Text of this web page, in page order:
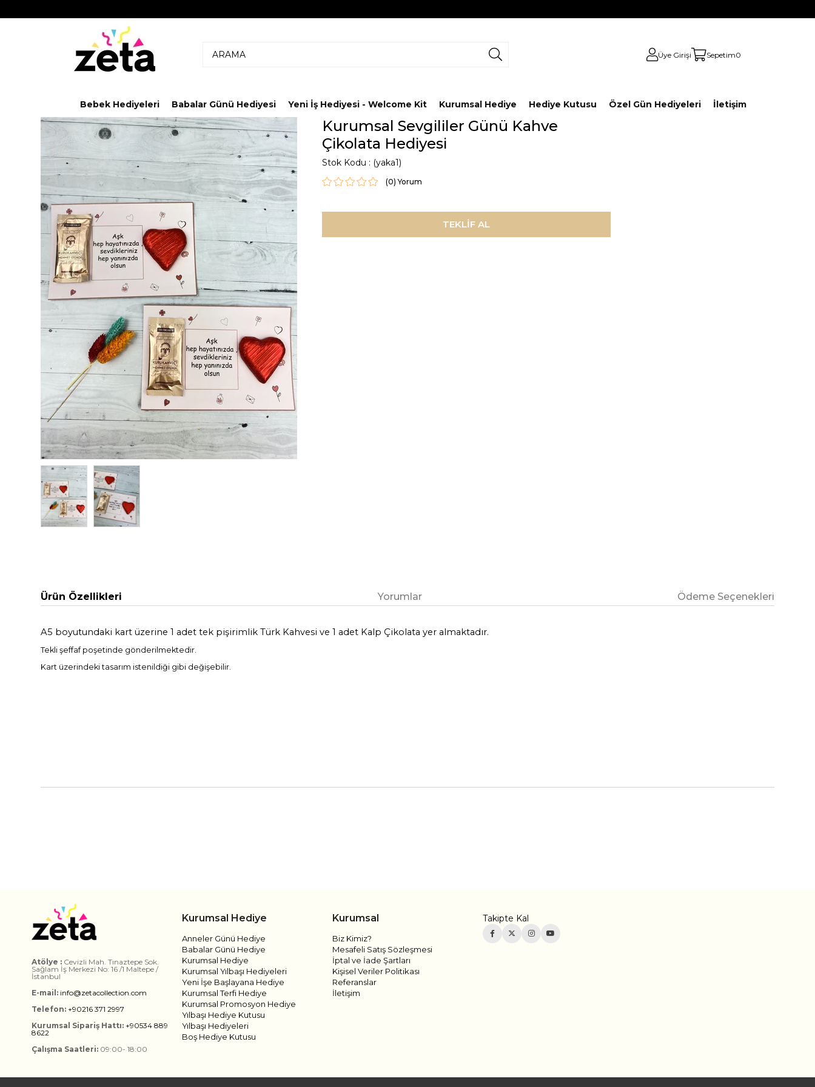
Üye Girişi Sepetim0
Bebek Hediyeleri Babalar Günü Hediyesi Yeni İş Hediyesi - Welcome Kit Kurumsal Hediye Hediye Kutusu Özel Gün Hediyeleri İletişim
Kurumsal Sevgililer Günü Kahve
Çikolata Hediyesi
Stok Kodu (yaka1)
(0)
Ürün Özellikleri Yorumlar Ödeme Seçenekleri
A5 boyutundaki kart üzerine 1 adet tek pişirimlik Türk Kahvesi ve 1 adet Kalp Çikolata yer almaktadır.
Tekli şeffaf poşetinde gönderilmektedir.
Kart üzerindeki tasarım istenildiği gibi değişebilir.
Atölye : Cevizli Mah. Tınaztepe Sok.
Sağlam İş Merkezi No: 16 /1 Maltepe /
İstanbul
E-mail: info@zetacollection.com
Telefon: +90216 371 2997
Kurumsal Sipariş Hattı: +90534 889
8622
Çalışma Saatleri: 09:00- 18:00
Kurumsal Hediye
Anneler Günü Hediye
Babalar Günü Hediye
Kurumsal Hediye
Kurumsal Yılbaşı Hediyeleri
Yeni İşe Başlayana Hediye
Kurumsal Terfi Hediye
Kurumsal Promosyon Hediye
Yılbaşı Hediye Kutusu
Yılbaşı Hediyeleri
Boş Hediye Kutusu
Kurumsal
Biz Kimiz?
Mesafeli Satış Sözleşmesi
İptal ve İade Şartları
Kişisel Veriler Politikası
Referanslar
İletişim
Takipte Kal